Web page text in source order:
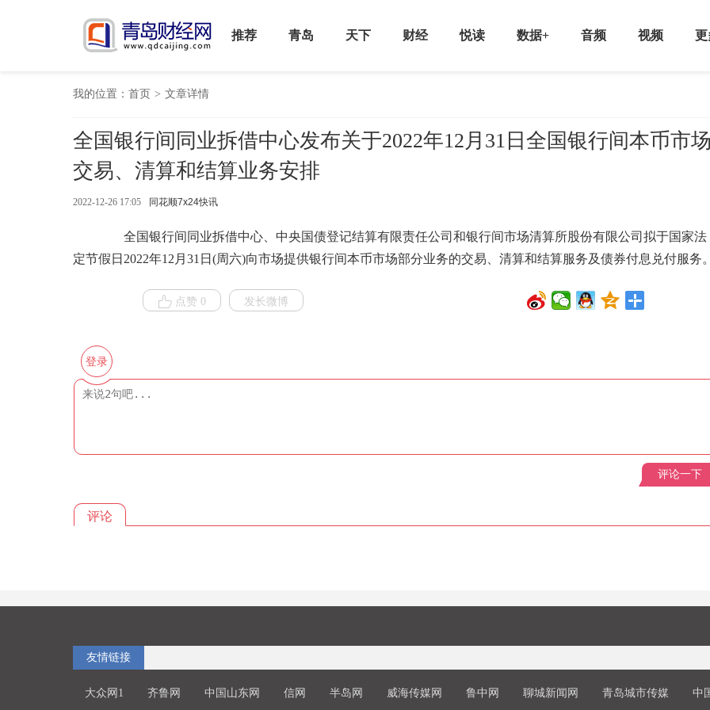
推荐 青岛 天下 财经 悦读 数据+ 音频 视频 更
我的位置： 首页 > 文章详情
全国银行间同业拆借中心发布关于2022年12月31日全国银行间本币市场
交易、清算和结算业务安排
2022-12-26 17:05 同花顺7x24快讯
全国银行间同业拆借中心、中央国债登记结算有限责任公司和银行间市场清算所股份有限公司拟于国家法
定节假日2022年12月31日(周六)向市场提供银行间本币市场部分业务的交易、清算和结算服务及债券付息兑付服务。
点赞 0 发长微博
登录
评论一下
评论
友情链接
大众网1 齐鲁网 中国山东网 信网 半岛网 威海传媒网 鲁中网 聊城新闻网 青岛城市传媒 中